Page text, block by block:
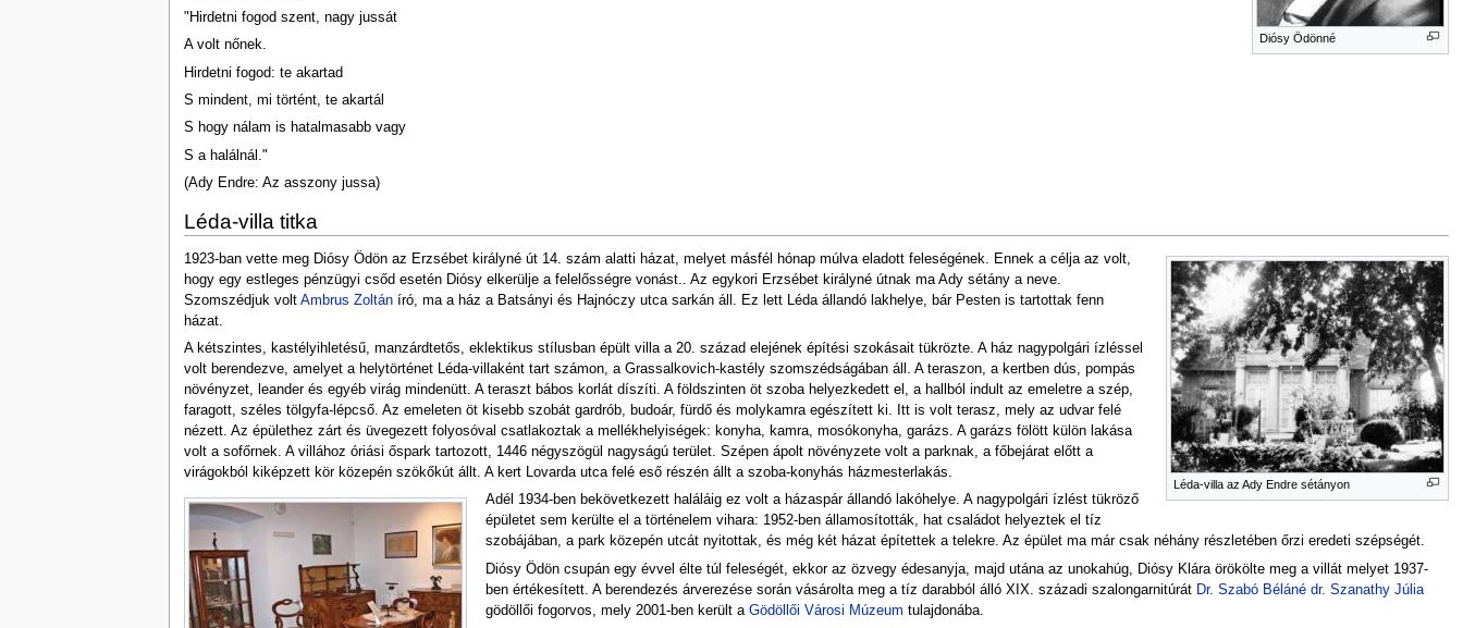
Diósy Ödönné
"Hirdetni fogod szent, nagy jussát
A volt nőnek.
Hirdetni fogod: te akartad
S mindent, mi történt, te akartál
S hogy nálam is hatalmasabb vagy
S a halálnál."
(Ady Endre: Az asszony jussa)
Léda-villa titka
Léda-villa az Ady Endre sétányon
1923-ban vette meg Diósy Ödön az Erzsébet királyné út 14. szám alatti házat, melyet másfél hónap múlva eladott feleségének. Ennek a célja az volt,
hogy egy estleges pénzügyi csőd esetén Diósy elkerülje a felelősségre vonást.. Az egykori Erzsébet királyné útnak ma Ady sétány a neve.
Szomszédjuk volt Ambrus Zoltáníró, ma a ház a Batsányi és Hajnóczy utca sarkán áll. Ez lett Léda állandó lakhelye, bár Pesten is tartottak fenn
házat.
A kétszintes, kastélyihletésű, manzárdtetős, eklektikus stílusban épült villa a 20. század elejének építési szokásait tükrözte. A ház nagypolgári ízléssel
volt berendezve, amelyet a helytörténet Léda-villaként tart számon, a Grassalkovich-kastély szomszédságában áll. A teraszon, a kertben dús, pompás
növényzet, leander és egyéb virág mindenütt. A teraszt bábos korlát díszíti. A földszinten öt szoba helyezkedett el, a hallból indult az emeletre a szép,
faragott, széles tölgyfa-lépcső. Az emeleten öt kisebb szobát gardrób, budoár, fürdő és molykamra egészített ki. Itt is volt terasz, mely az udvar felé
nézett. Az épülethez zárt és üvegezett folyosóval csatlakoztak a mellékhelyiségek: konyha, kamra, mosókonyha, garázs. A garázs fölött külön lakása
volt a sofőrnek. A villához óriási őspark tartozott, 1446 négyszögül nagyságú terület. Szépen ápolt növényzete volt a parknak, a főbejárat előtt a
virágokból kiképzett kör közepén szökőkút állt. A kert Lovarda utca felé eső részén állt a szoba-konyhás házmesterlakás.
Adél 1934-ben bekövetkezett haláláig ez volt a házaspár állandó lakóhelye. A nagypolgári ízlést tükröző
épületet sem kerülte el a történelem vihara: 1952-ben államosították, hat családot helyeztek el tíz
szobájában, a park közepén utcát nyitottak, és még két házat építettek a telekre. Az épület ma már csak néhány részletében őrzi eredeti szépségét.
Diósy Ödön csupán egy évvel élte túl feleségét, ekkor az özvegy édesanyja, majd utána az unokahúg, Diósy Klára örökölte meg a villát melyet 1937-
ben értékesített. A berendezés árverezése során vásárolta meg a tíz darabból álló XIX. századi szalongarnitúrát Dr. Szabó Béláné dr. Szanathy Júlia
gödöllői fogorvos, mely 2001-ben került aGödöllői Városi Múzeum tulajdonába.